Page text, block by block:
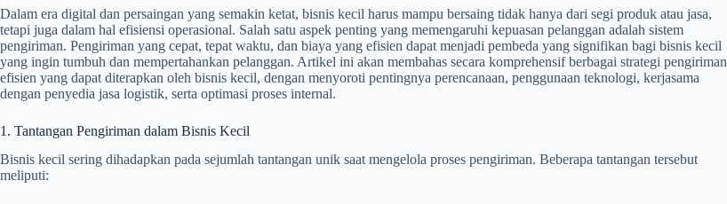
Dalam era digital dan persaingan yang semakin ketat, bisnis kecil harus mampu bersaing tidak hanya dari segi produk atau jasa,
tetapi juga dalam hal efisiensi operasional. Salah satu aspek penting yang memengaruhi kepuasan pelanggan adalah sistem
pengiriman. Pengiriman yang cepat, tepat waktu, dan biaya yang efisien dapat menjadi pembeda yang signifikan bagi bisnis kecil
yang ingin tumbuh dan mempertahankan pelanggan. Artikel ini akan membahas secara komprehensif berbagai strategi pengiriman
efisien yang dapat diterapkan oleh bisnis kecil, dengan menyoroti pentingnya perencanaan, penggunaan teknologi, kerjasama
dengan penyedia jasa logistik, serta optimasi proses internal.
1. Tantangan Pengiriman dalam Bisnis Kecil
Bisnis kecil sering dihadapkan pada sejumlah tantangan unik saat mengelola proses pengiriman. Beberapa tantangan tersebut
meliputi: